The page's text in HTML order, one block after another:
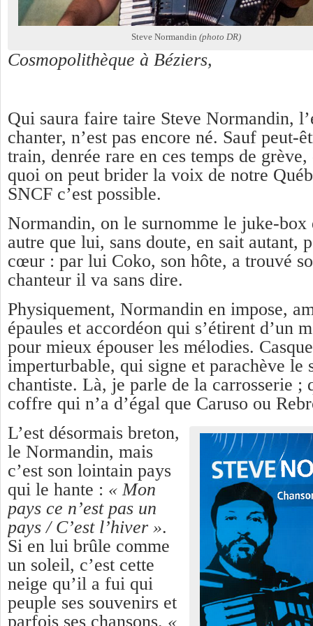
Steve Normandin (photo DR)
Cosmopolithèque à Béziers,
Qui saura faire taire Steve Normandin,
chanter, n’est pas encore né. Sauf peut-
train, denrée rare en ces temps de
quoi on peut brider la voix de notre
SNCF c’est possible.
Normandin, on le surnomme le juke-box
autre que lui, sans doute, en sait autant,
cœur : par lui Coko, son hôte, a trouvé
chanteur il va sans dire.
Physiquement, Normandin en impose,
épaules et accordéon qui s’étirent d’un
pour mieux épouser les mélodies.
imperturbable, qui signe et parachève
chantiste. Là, je parle de la carrosserie ;
coffre qui n’a d’égal que Caruso ou
L’est désormais breton,
le Normandin, mais
c’est son lointain pays
qui le hante : « Mon
pays ce n’est pas un
pays / C’est l’hiver ».
Si en lui brûle comme
un soleil, c’est cette
neige qu’il a fui qui
peuple ses souvenirs et
parfois ses chansons. «